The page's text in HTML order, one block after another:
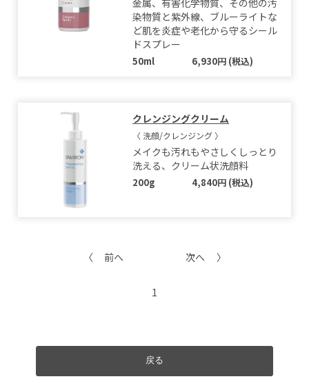
金属、有害化学物質、その他の汚
染物質と紫外線、ブルーライトな
ど肌を炎症や老化から守るシール
ドスプレー
50ml 6,930円 (税込)
クレンジングクリーム
〈 洗顔/クレンジング 〉
メイクも汚れもやさしくしっとり
洗える、クリーム状洗顔料
200g 4,840円 (税込)
前へ
1
次へ
戻る